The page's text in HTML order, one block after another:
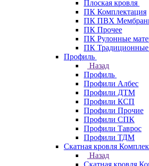
Плоская кровля
ПК Комплектация
ПК ПВХ
ПК Прочее
ПК Рулонные
ПК Традиционные
Профиль
Назад
Профиль
Профили Албес
Профили ДТМ
Профили КСП
Профили Прочие
Профили СПК
Профили Таврос
Профили ТДМ
Скатная кровля
Назад
Скатная кровля